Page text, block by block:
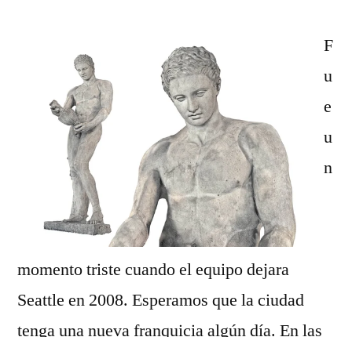
F
u
e
u
n
momento triste cuando el equipo dejara
Seattle en 2008. Esperamos que la ciudad
tenga una nueva franquicia algún día. En las